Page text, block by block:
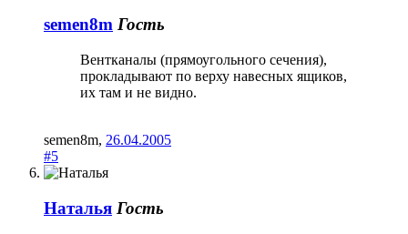
semen8m Гость
Вентканалы (прямоугольного сечения),
прокладывают по верху навесных ящиков,
их там и не видно.
semen8m, 26.04.2005
#5
Наталья Гость